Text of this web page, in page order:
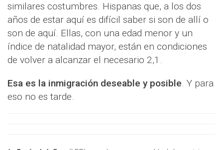
similares costumbres. Hispanas que, a los dos
años de estar aquí es difícil saber si son de allí o
son de aquí. Ellas, con una edad menor y un
índice de natalidad mayor, están en condiciones
de volver a alcanzar el necesario 2,1.
Esa es la inmigración deseable y posible. Y para
eso no es tarde.